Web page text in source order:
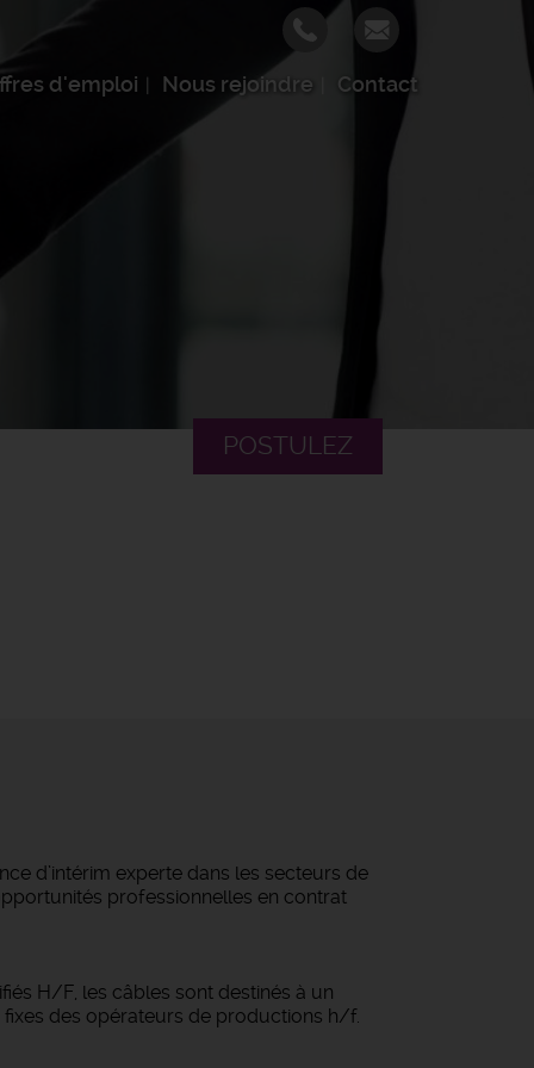
d'emploi Nous rejoindre Contact
POSTULEZ
d’intérim experte dans les secteurs de
professionnelles en contrat
H/F, les câbles sont destinés à un
des opérateurs de productions h/f.